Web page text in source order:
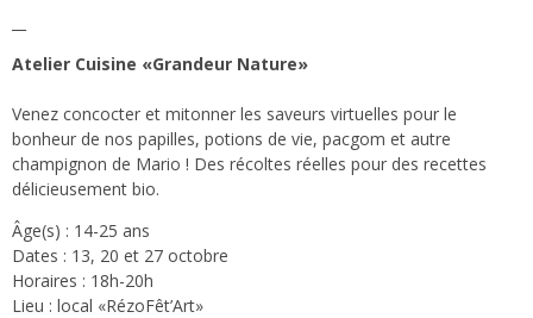
Atelier Cuisine «Grandeur Nature»
Venez concocter et mitonner les saveurs virtuelles pour le
bonheur de nos papilles, potions de vie, pacgom et autre
champignon de Mario ! Des récoltes réelles pour des recettes
délicieusement bio.
Âge(s) : 14-25 ans
Dates : 13, 20 et 27 octobre
Horaires : 18h-20h
Lieu : local «RézoFêt’Art»